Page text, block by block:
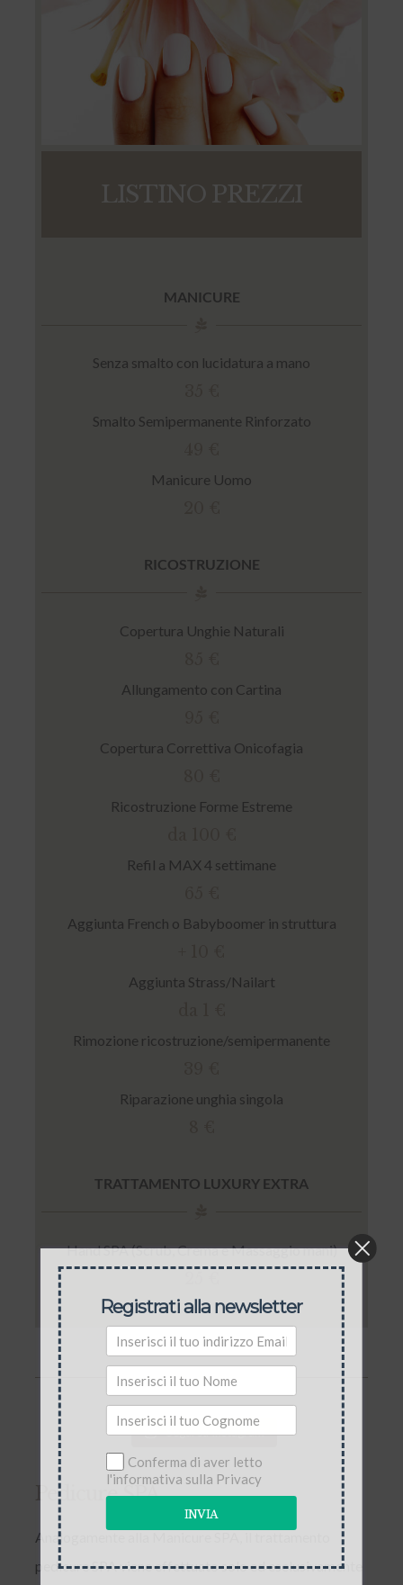
LISTINO PREZZI
MANICURE
Senza smalto con lucidatura a mano
Smalto Semipermanente Rinforzato
Manicure Uomo
RICOSTRUZIONE
Copertura Unghie Naturali
Allungamento con Cartina
Copertura Correttiva Onicofagia
Ricostruzione Forme Estreme
Refil a MAX 4 settimane
Aggiunta French o Babyboomer in struttura
Aggiunta Strass/Nailart
Rimozione ricostruzione/semipermanente
Riparazione unghia singola
TRATTAMENTO LUXURY EXTRA
Hand SPA (Scrub, Crema e Massaggio mani)
Segui su Instagram
Pedicure SPA
Analogamente alla Manicure SPA, il trattamento
pedicure SPA viene effettuato solo ed esclusivamente
Registrati alla newsletter
Conferma di aver letto
l'informativa sulla Privacy
INVIA